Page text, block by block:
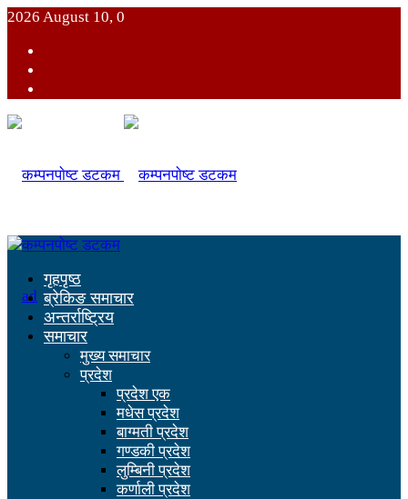
2026 August 10, 0
गृहपृष्ठ
ब्रेकिङ समाचार
अन्तर्राष्ट्रिय
समाचार
मुख्य समाचार
प्रदेश
प्रदेश एक
मधेस प्रदेश
बाग्मती प्रदेश
गण्डकी प्रदेश
लुम्बिनी प्रदेश
कर्णाली प्रदेश